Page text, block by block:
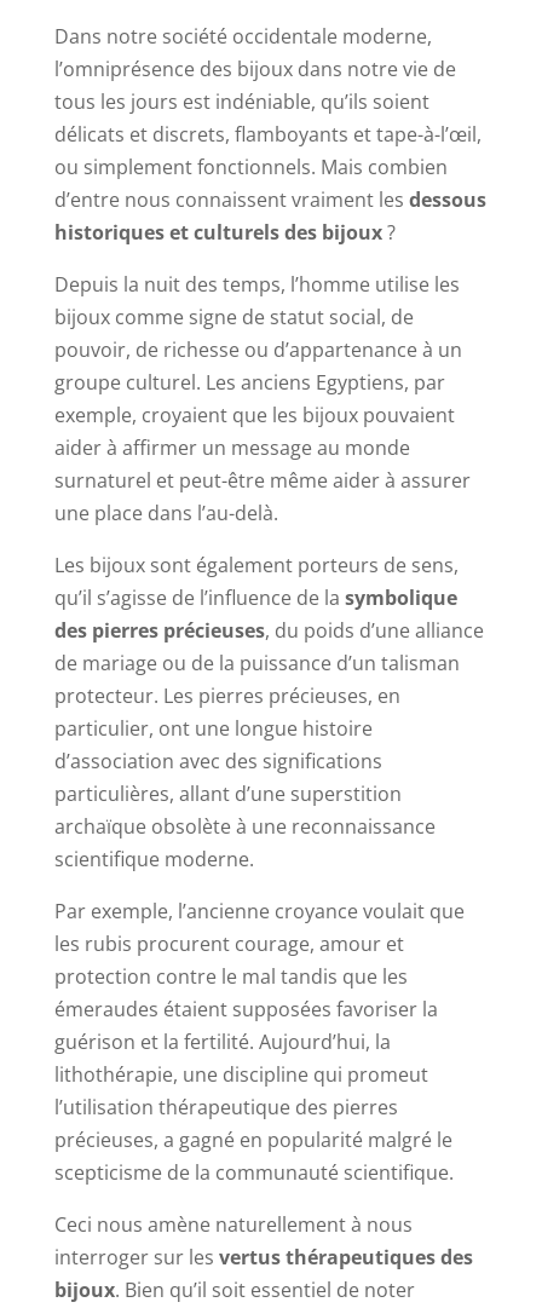
Dans notre société occidentale moderne,
l’omniprésence des bijoux dans notre vie de
tous les jours est indéniable, qu’ils soient
délicats et discrets, flamboyants et tape-à-l’œil,
ou simplement fonctionnels. Mais combien
d’entre nous connaissent vraiment les dessous
historiques et culturels des bijoux?
Depuis la nuit des temps, l’homme utilise les
bijoux comme signe de statut social, de
pouvoir, de richesse ou d’appartenance à un
groupe culturel. Les anciens Egyptiens, par
exemple, croyaient que les bijoux pouvaient
aider à affirmer un message au monde
surnaturel et peut-être même aider à assurer
une place dans l’au-delà.
Les bijoux sont également porteurs de sens,
qu’il s’agisse de l’influence de la symbolique
des pierres précieuses, du poids d’une alliance
de mariage ou de la puissance d’un talisman
protecteur. Les pierres précieuses, en
particulier, ont une longue histoire
d’association avec des significations
particulières, allant d’une superstition
archaïque obsolète à une reconnaissance
scientifique moderne.
Par exemple, l’ancienne croyance voulait que
les rubis procurent courage, amour et
protection contre le mal tandis que les
émeraudes étaient supposées favoriser la
guérison et la fertilité. Aujourd’hui, la
lithothérapie, une discipline qui promeut
l’utilisation thérapeutique des pierres
précieuses, a gagné en popularité malgré le
scepticisme de la communauté scientifique.
Ceci nous amène naturellement à nous
interroger sur les vertus thérapeutiques des
bijoux. Bien qu’il soit essentiel de noter